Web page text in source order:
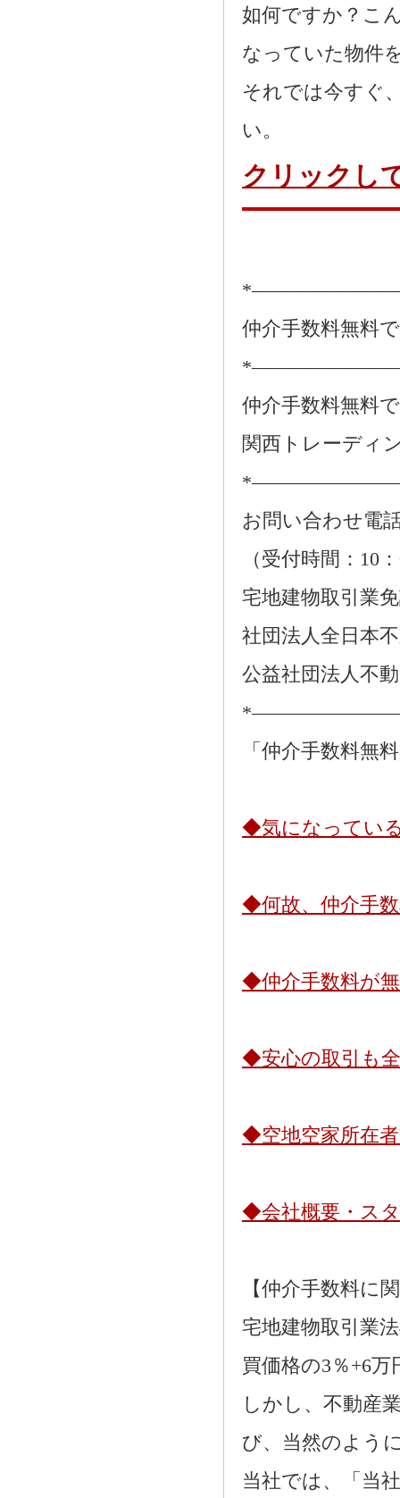
如何ですか？こ
なっていた物件
それでは今すぐ
い。
クリックし
仲介手数料無料
仲介手数料無料
関西トレーディ
お問い合わせ電
（受付時間：10
宅地建物取引業
社団法人全日本
公益社団法人不
「仲介手数料無
◆気になってい
◆何故、仲介手
◆仲介手数料が
◆安心の取引も
◆空地空家所在
◆会社概要・ス
【仲介手数料に
宅地建物取引業
買価格の3％+6
しかし、不動産
び、当然のよう
当社では、「当